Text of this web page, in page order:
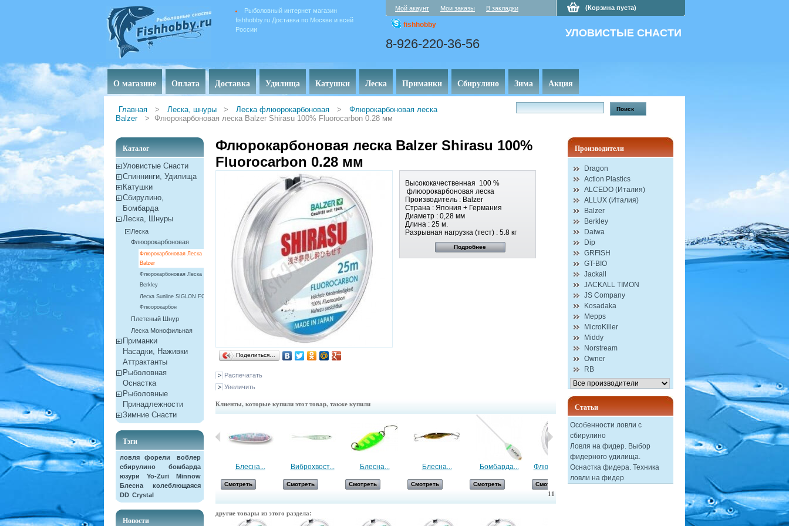
Рыболовный интернет магазин
fishhobby.ru Доставка по Москве и всей
России
Мой акаунт Мои заказы В закладки
fishhobby
8-926-220-36-56
(Корзина пуста)
УЛОВИСТЫЕ СНАСТИ
О магазине Оплата Доставка Удилища Катушки Леска Приманки Сбирулино Зима Акция
Главная > Леска, шнуры > Леска флюорокарбоновая >
Флюрокарбоновая леска
Balzer
> Флюрокарбоновая леска Balzer Shirasu 100% Fluorocarbon 0.28 мм
Каталог
Уловистые Снасти
Спиннинги, Удилища
Катушки
Сбирулино,
Бомбарда
Леска, Шнуры
Леска
Флюорокарбоновая
Флюрокарбоновая Леска
Balzer
Флюрокарбоновая Леска
Berkley
Леска Sunline SIGLON FC
Флюорокарбон
Плетеный Шнур
Леска Монофильная
Приманки
Насадки, Наживки
Aттрактанты
Рыболовная
Оснастка
Рыболовные
Принадлежности
Зимние Снасти
Тэги
ловля форели
воблер
сбирулино
бомбарда
юзури
Yo-Zuri
Minnow
Блесна колеблющаяся
DD Crystal
Новости
Флюрокарбоновая леска Balzer Shirasu 100%
Fluorocarbon 0.28 мм
Поделиться…
Распечатать
Увеличить
Высококачественная 100 %
флюорокарбоновая леска
Производитель : Balzer
Страна : Япония + Германия
Диаметр : 0,28 мм
Длина : 25 м.
Разрывная нагрузка (тест) : 5.8 кг
Подробнее
Клиенты, которые купили этот товар, также купили
Воблер...
Смотреть
Блесна...
Смотреть
Виброхвост...
Смотреть
Блесна...
Смотреть
Блесна...
Смотреть
Бомбарда...
Смотреть
Флюрокарбоно...
Смотреть
Удилище...
Смотреть Смотреть
11
другие товары из этого раздела:
Производители
Dragon
Action Plastics
ALCEDO (Италия)
ALLUX (Италия)
Balzer
Berkley
Daiwa
Dip
GRFISH
GT-BIO
Jackall
JACKALL TIMON
JS Company
Kosadaka
Mepps
MicroKiller
Middy
Norstream
Owner
RB
Статьи
Особенности ловли с
сбирулино
Ловля на фидер. Выбор
фидерного удилища.
Оснастка фидера. Техника
ловли на фидер